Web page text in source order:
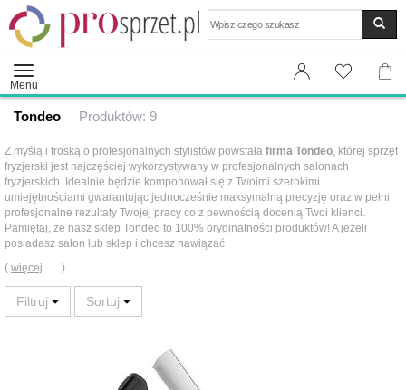
Menu
Tondeo Produktów: 9
Z myślą i troską o profesjonalnych stylistów powstała firma Tondeo, której sprzęt
fryzjerski jest najczęściej wykorzystywany w profesjonalnych salonach
fryzjerskich. Idealnie będzie komponował się z Twoimi szerokimi
umiejętnościami gwarantując jednocześnie maksymalną precyzję oraz w pełni
profesjonalne rezultaty Twojej pracy co z pewnością docenią Twoi klienci.
Pamiętaj, że nasz sklep Tondeo to 100% oryginalności produktów! A jeżeli
posiadasz salon lub sklep i chcesz nawiązać
( więcej . . . )